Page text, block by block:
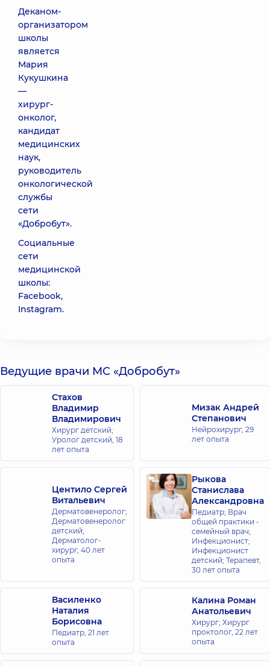
Деканом-
организатором
школы
является
Мария
Кукушкина
—
хирург-
онколог,
кандидат
медицинских
наук,
руководитель
онкологической
службы
сети
«Добробут».
Социальные
сети
медицинской
школы:
Facebook,
Instagram.
Ведущие врачи МС «Добробут»
Стахов
Владимир
Владимирович
Хирург детский;
Уролог детский, 18
лет опыта
Мизак Андрей
Степанович
Нейрохирург, 29
лет опыта
Центило Сергей
Витальевич
Дерматовенеролог;
Дерматовенеролог
детский;
Дерматолог-
хирург, 40 лет
опыта
Рыкова
Станислава
Александровна
Педиатр; Врач
общей практики -
семейный врач;
Инфекционист;
Инфекционист
детский; Терапевт,
30 лет опыта
Василенко
Наталия
Борисовна
Педиатр, 21 лет
опыта
Калина Роман
Анатольевич
Хирург; Хирург
проктолог, 22 лет
опыта